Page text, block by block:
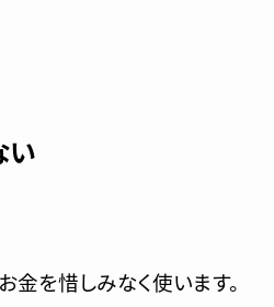
い
金を惜しみなく使います。